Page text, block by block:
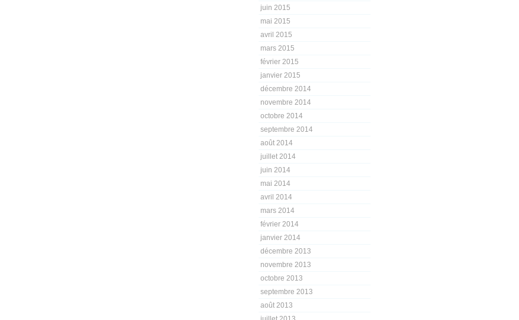
juin 2015
mai 2015
avril 2015
mars 2015
février 2015
janvier 2015
décembre 2014
novembre 2014
octobre 2014
septembre 2014
août 2014
juillet 2014
juin 2014
mai 2014
avril 2014
mars 2014
février 2014
janvier 2014
décembre 2013
novembre 2013
octobre 2013
septembre 2013
août 2013